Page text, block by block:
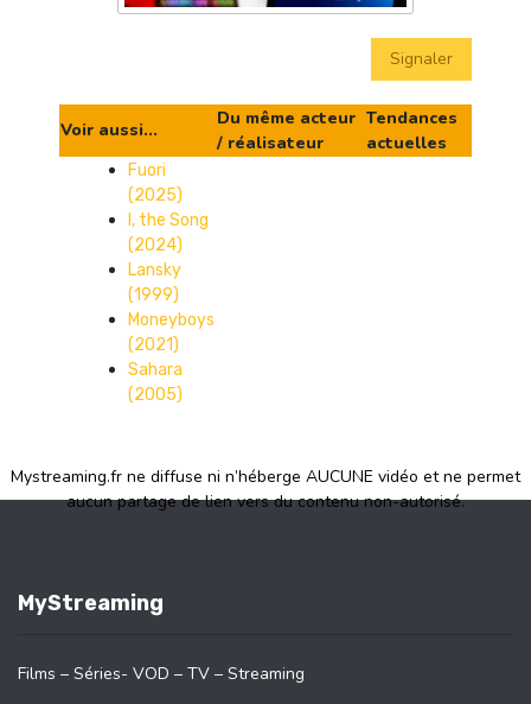
Signaler
Voir aussi...
Du même acteur
/ réalisateur
Tendances
actuelles
Fuori
(2025)
I, the Song
(2024)
Lansky
(1999)
Moneyboys
(2021)
Sahara
(2005)
Mystreaming.fr ne diffuse ni n’héberge AUCUNE vidéo et ne permet
aucun partage de lien vers du contenu non-autorisé.
MyStreaming
Films – Séries- VOD – TV – Streaming